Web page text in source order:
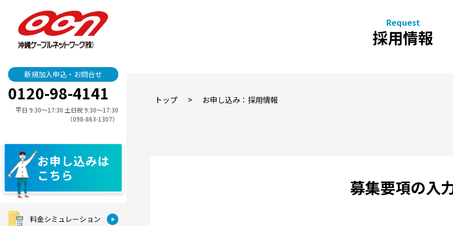
新規加入申込・お問合せ
0120-98-4141
平日 9:30〜17:30 土日祝 9:30〜17:30
（098-863-1307）
料金シミュレーション
採用情報
トップ > お申し込み：採用情報
募集要項の入